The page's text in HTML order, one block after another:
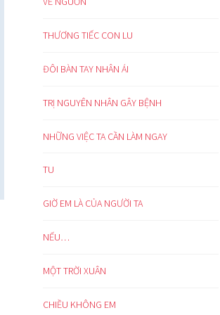
THƯƠNG TIẾC CON LU
ĐÔI BÀN TAY NHÂN ÁI
TRỊ NGUYÊN NHÂN GÂY BỆNH
NHỮNG VIỆC TA CẦN LÀM NGAY
TU
GIỜ EM LÀ CỦA NGƯỜI TA
NẾU…
MỘT TRỜI XUÂN
CHIỀU KHÔNG EM